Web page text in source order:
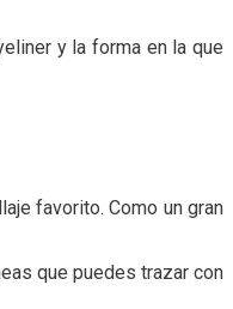
y la forma en la que
favorito. Como un gran
que puedes trazar con